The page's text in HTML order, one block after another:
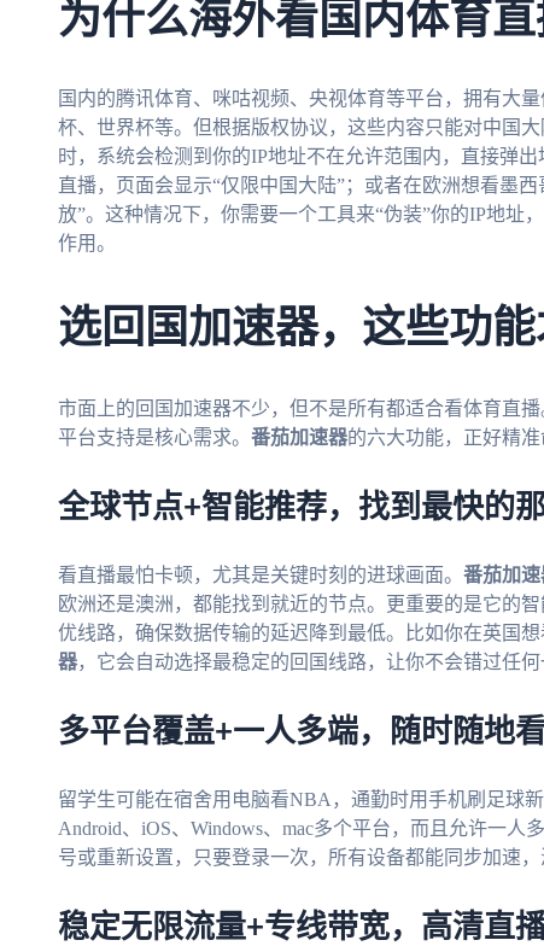
为什么海外看国内体育直
国内的腾讯体育、咪咕视频、央视体育等平台，拥有大
杯、世界杯等。但根据版权协议，这些内容只能对中国
时，系统会检测到你的IP地址不在允许范围内，直接弹
直播，页面会显示“仅限中国大陆”；或者在欧洲想看墨
放”。这种情况下，你需要一个工具来“伪装”你的IP地
作用。
选回国加速器，这些功能
市面上的回国加速器不少，但不是所有都适合看体育直
平台支持是核心需求。 番茄加速器的六大功能，正好精准
全球节点+智能推荐，找到最快的
看直播最怕卡顿，尤其是关键时刻的进球画面。 番茄加速
欧洲还是澳洲，都能找到就近的节点。更重要的是它的
优线路，确保数据传输的延迟降到最低。比如你在英国
器，它会自动选择最稳定的回国线路，让你不会错过任何
多平台覆盖+一人多端，随时随地
留学生可能在宿舍用电脑看NBA，通勤时用手机刷足
Android、iOS、Windows、mac多个平台，而且允许一
号或重新设置，只要登录一次，所有设备都能同步加速
稳定无限流量+专线带宽，高清直